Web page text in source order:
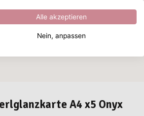
4.8von5
A4 x5 Onyx
Alle akzeptieren
Nein, anpassen